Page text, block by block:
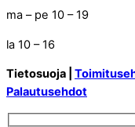
ma – pe 10 – 19
la 10 – 16
Tietosuoja |
Palautusehdot